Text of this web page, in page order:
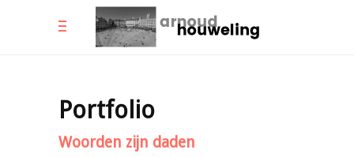
Portfolio
Woorden zijn daden